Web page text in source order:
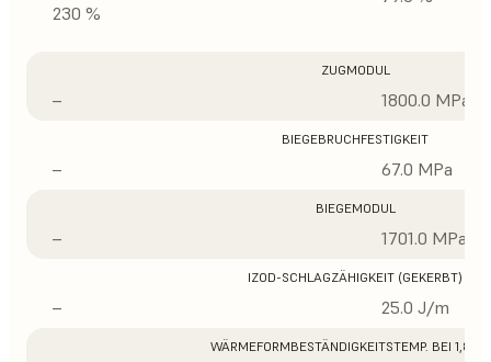
230 %
ZUGMODUL
– 1800.0 MPa
BIEGEBRUCHFESTIGKEIT
– 67.0 MPa
BIEGEMODUL
– 1701.0 MPa
IZOD-SCHLAGZÄHIGKEIT (GEKERBT)
– 25.0 J/m
WÄRMEFORMBESTÄNDIGKEITSTEMP. BEI 1,8